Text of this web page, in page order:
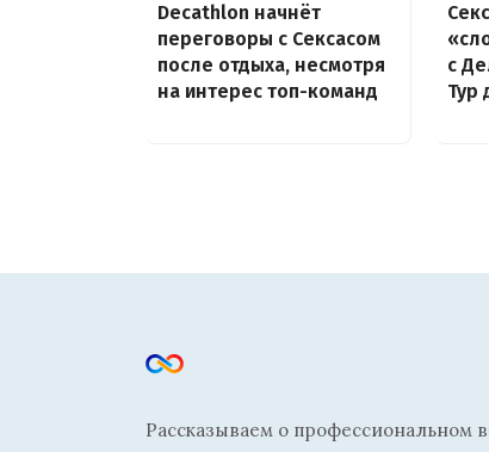
Decathlon начнёт
переговоры с Сексасом
после отдыха, несмотря
на интерес топ-команд
с
Тур
Рассказываем о профессиональном